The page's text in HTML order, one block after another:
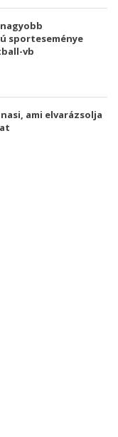
sporteseménye
vb
ami elvarázsolja